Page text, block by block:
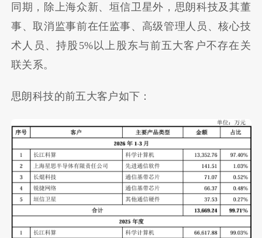
同期，除上海众新、垣信卫星外，思朗科技及其董
事、取消监事前在任监事、高级管理人员、核心技
术人员、持股5%以上股东与前五大客户不存在关
联关系。
思朗科技的前五大客户如下：